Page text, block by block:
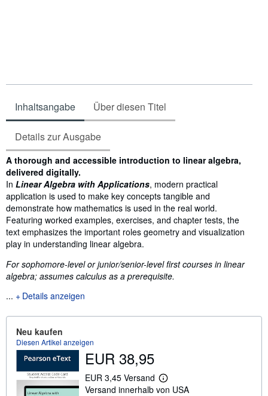
Inhaltsangabe Über diesen Titel
Details zur Ausgabe
Inhaltsangabe
A thorough and accessible introduction to linear algebra,
delivered digitally.
In Linear Algebra with Applications, modern practical
application is used to make key concepts tangible and
demonstrate how mathematics is used in the real world.
Featuring worked examples, exercises, and chapter tests, the
text emphasizes the important roles geometry and visualization
play in understanding linear algebra.
For sophomore-level or junior/senior-level first courses in linear
algebra; assumes calculus as a prerequisite.
...
Details anzeigen
Neu kaufen
Diesen Artikel anzeigen
EUR 38,95
EUR 3,45 Versand
W
e
Versand innerhalb von USA